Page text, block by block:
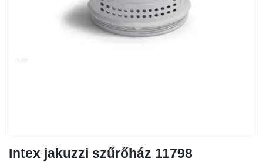
Intex jakuzzi szűrőház 11798